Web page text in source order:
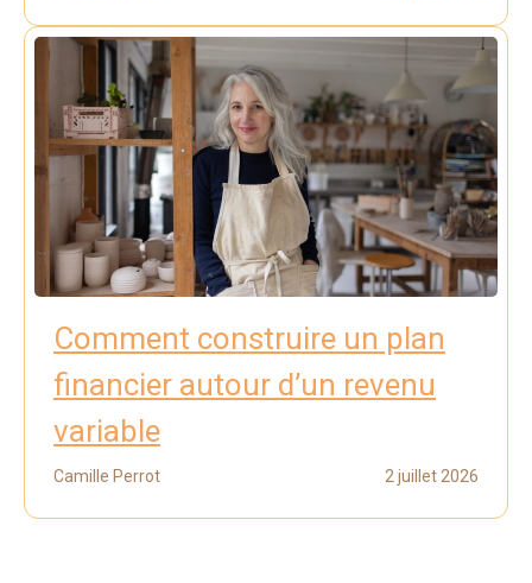
Comment construire un plan
financier autour d’un revenu
variable
Camille Perrot 2 juillet 2026